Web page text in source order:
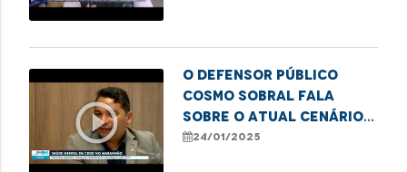
play_circle_outline
O defensor público
Cosmo sobral fala
sobre o atual cenário
de saúde mental
24/01/2025